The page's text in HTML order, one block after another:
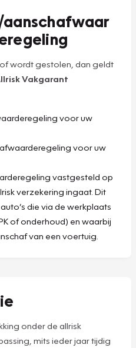
wordt gestolen, dan geldt
Vakgarant
voor uw
voor uw
vastgesteld op
verzekering ingaat. Dit
die via de werkplaats
of onderhoud) en waarbij
van een voertuig.
onder de allrisk
mits ieder jaar tijdig